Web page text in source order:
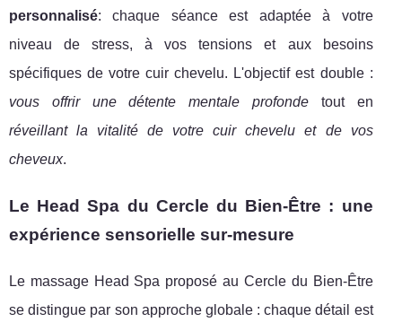
personnalisé: chaque séance est adaptée à votre
niveau de stress, à vos tensions et aux besoins
spécifiques de votre cuir chevelu. L'objectif est double :
vous offrir une détente mentale profonde tout en
réveillant la vitalité de votre cuir chevelu et de vos
cheveux.
Le Head Spa du Cercle du Bien-Être : une
expérience sensorielle sur-mesure
Le massage Head Spa proposé au Cercle du Bien-Être
se distingue par son approche globale : chaque détail est